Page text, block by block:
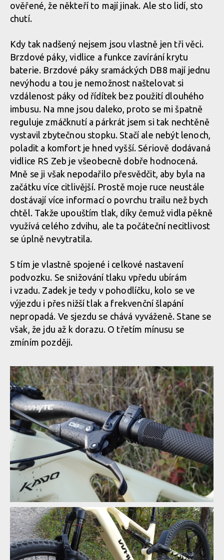
Whyte Kado RS, anglán se smyslem pro zábavu
Whyte Kado RS, anglán se smyslem pro zábavu
Whyte Kado RS, anglán se smyslem pro zábavu
ověřené, že někteří to mají jinak. Ale sto lidí, sto
chutí.
Kdy tak nadšený nejsem jsou vlastně jen tři věci.
Brzdové páky, vidlice a funkce zavírání krytu
baterie. Brzdové páky sramáckých DB8 mají jednu
nevýhodu a tou je nemožnost naštelovat si
vzdálenost páky od řídítek bez použití dlouhého
imbusu. Na mne jsou daleko, proto se mi špatně
reguluje zmáčknutí a párkrát jsem si tak nechtěně
vystavil zbytečnou stopku. Stačí ale nebýt lenoch,
poladit a komfort je hned vyšší. Sériově dodávaná
vidlice RS Zeb je všeobecně dobře hodnocená.
Mně se ji však nepodařilo přesvědčit, aby byla na
začátku více citlivější. Prostě moje ruce neustále
dostávají více informací o povrchu trailu než bych
chtěl. Takže upouštím tlak, díky čemuž vidla pěkně
využívá celého zdvihu, ale ta počáteční necitlivost
se úplně nevytratila.
S tím je vlastně spojené i celkové nastavení
podvozku. Se snižování tlaku vpředu ubírám
i vzadu. Zadek je tedy v pohodlíčku, kolo se ve
výjezdu i přes nižší tlak a frekvenční šlapání
nepropadá. Ve sjezdu se chává vyváženě. Stane se
však, že jdu až k dorazu. O třetím mínusu se
zmíním později.
Whyte Kado RS, anglán se smyslem pro zábavu
Whyte Kado RS, anglán se smyslem pro zábavu